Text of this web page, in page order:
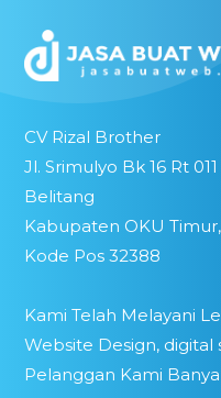
CV Rizal Brother
Jl. Srimulyo Bk 16 Rt
Belitang
Kabupaten OKU
Kode Pos 32388
Kami Telah Melayani
Website Design, digital
Pelanggan Kami